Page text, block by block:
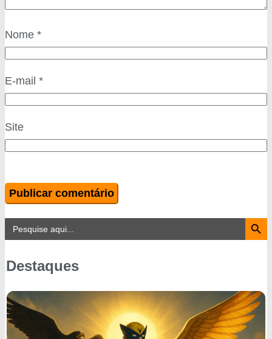
Nome *
E-mail *
Site
Search
for:
Search Button
Destaques